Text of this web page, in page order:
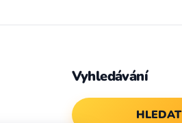
Vyhledávání
HLEDAT